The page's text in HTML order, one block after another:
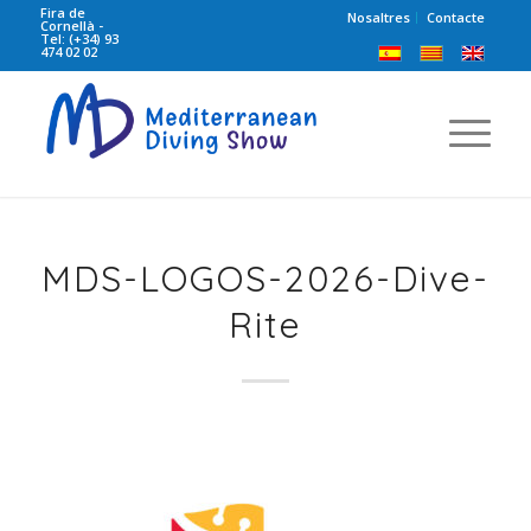
Nosaltres Contacte
Fira de
Cornellà -
Tel: (+34) 93
474 02 02
MDS-LOGOS-2026-Dive-
Rite